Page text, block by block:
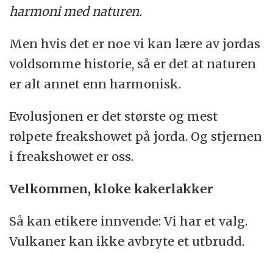
harmoni med naturen.
Men hvis det er noe vi kan lære av jordas
voldsomme historie, så er det at naturen
er alt annet enn harmonisk.
Evolusjonen er det største og mest
rølpete freakshowet på jorda. Og stjernen
i freakshowet er oss.
Velkommen, kloke kakerlakker
Så kan etikere innvende: Vi har et valg.
Vulkaner kan ikke avbryte et utbrudd.